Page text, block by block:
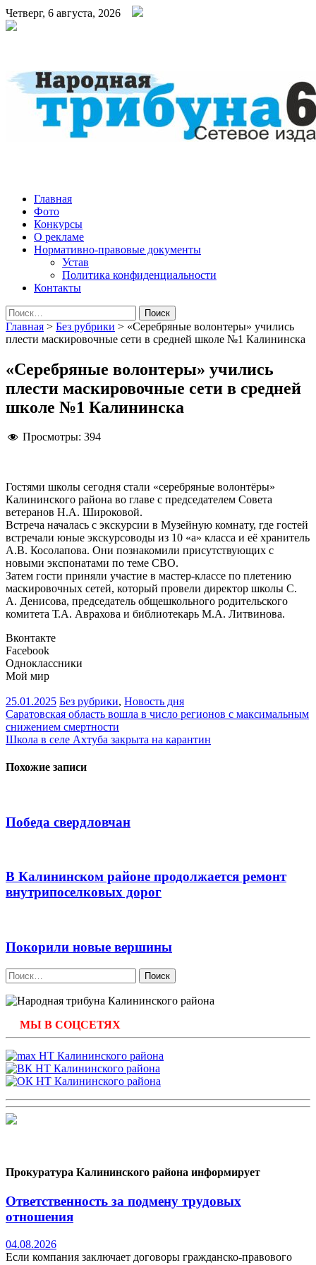
Четверг, 6 августа, 2026
Народная трибуна
Калининская районная газета
Главная
Фото
Конкурсы
О рекламе
Нормативно-правовые документы
Устав
Политика конфиденциальности
Контакты
Найти:
Главная > Без рубрики > «Серебряные волонтеры» учились
плести маскировочные сети в средней школе №1 Калининска
«Серебряные волонтеры» учились
плести маскировочные сети в средней
школе №1 Калининска
Просмотры: 394
Гостями школы сегодня стали «серебряные волонтёры»
Калининского района во главе с председателем Совета
ветеранов Н.А. Широковой.
Встреча началась с экскурсии в Музейную комнату, где гостей
встречали юные экскурсоводы из 10 «а» класса и её хранитель
А.В. Косолапова. Они познакомили присутствующих с
новыми экспонатами по теме СВО.
Затем гости приняли участие в мастер-классе по плетению
маскировочных сетей, который провели директор школы С.
А. Денисова, председатель общешкольного родительского
комитета Т.А. Аврахова и библиотекарь М.А. Литвинова.
Вконтакте
Facebook
Одноклассники
Мой мир
25.01.2025 Без рубрики, Новость дня
Навигация
по
Саратовская область вошла в число регионов с максимальным
снижением смертности
Школа в селе Ахтуба закрыта на карантин
Похожие записи
Победа свердловчан
В Калининском районе продолжается ремонт
внутрипоселковых дорог
Покорили новые вершины
Найти:
МЫ В СОЦСЕТЯХ
Прокуратура Калининского района информирует
Ответственность за подмену трудовых
отношения
04.08.2026
Если компания заключает договоры гражданско-правового